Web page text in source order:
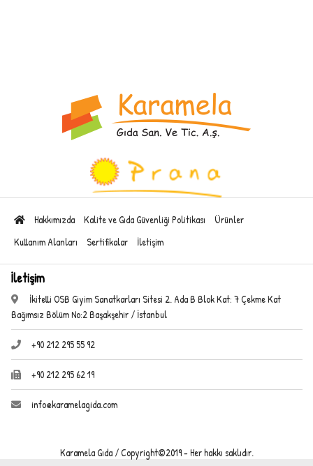
Hakkımızda Kalite ve Gıda Güvenliği Politikası
Ürünler
Kullanım Alanları
Sertifikalar İletişim
İletişim
İkitelli OSB Giyim Sanatkarları Sitesi 2. Ada B Blok Kat: 7 Çekme Kat
Bağımsız Bölüm No:2 Başakşehir / İstanbul
+90 212 295 55 92
+90 212 295 62 19
info@karamelagida.com
Karamela Gıda / Copyright©2019 - Her hakkı saklıdır.